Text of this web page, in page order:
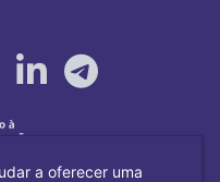
a oferecer uma